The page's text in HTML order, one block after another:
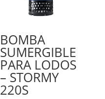
BOMBA
SUMERGIBLE
PARA LODOS
– STORMY
220S